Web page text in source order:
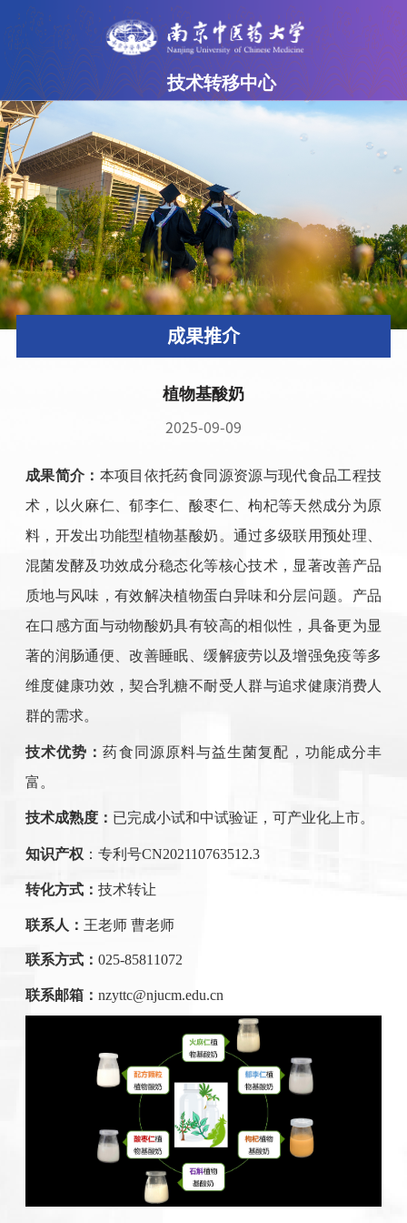
技术转移中心
网站首页
中心简介
成果超市
专家团队
政策法规
下载专区
成果推介
植物基酸奶
2025-09-09
成果简介： 本项目依托药食同源资源与现代食品工程技
术，以火麻仁、郁李仁、酸枣仁、枸杞等天然成分为原
料，开发出功能型植物基酸奶。通过多级联用预处理、
混菌发酵及功效成分稳态化等核心技术，显著改善产品
质地与风味，有效解决植物蛋白异味和分层问题。产品
在口感方面与动物酸奶具有较高的相似性，具备更为显
著的润肠通便、改善睡眠、缓解疲劳以及增强免疫等多
维度健康功效，契合乳糖不耐受人群与追求健康消费人
群的需求。
技术优势：药食同源原料与益生菌复配，功能成分丰
富。
技术成熟度： 已完成小试和中试验证，可产业化上市。
知识产权 ：专利号CN202110763512.3
转化方式： 技术转让
联系人： 王老师 曹老师
联系方式： 025-85811072
联系邮箱： nzyttc@njucm.edu.cn